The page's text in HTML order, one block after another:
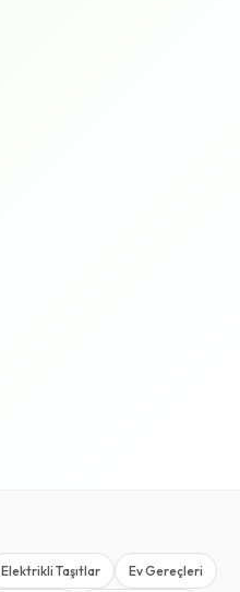
Elektrikli Taşıtlar Ev Gereçleri